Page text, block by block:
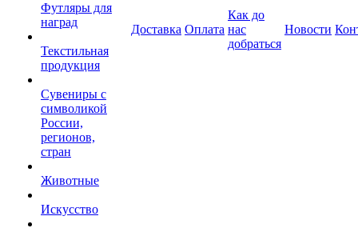
Футляры для
наград
Текстильная
продукция
Сувениры с
символикой
России,
регионов,
стран
Животные
Искусство
Доставка Оплата
Как до
нас
добраться
Новости